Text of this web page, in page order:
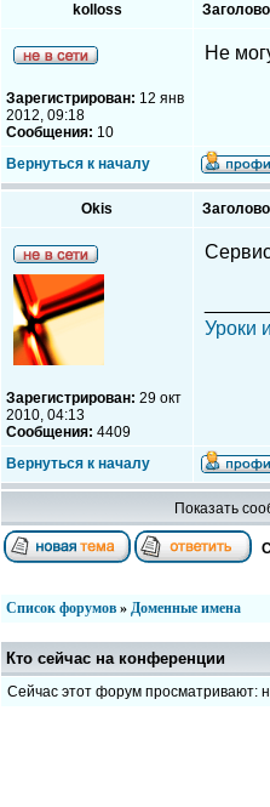
kolloss
Зарегистрирован: 12 янв
2012, 09:18
Сообщения: 10
Не
Вернуться к началу
Okis
Зарегистрирован: 29 окт
2010, 04:13
Сообщения: 4409
Уроки
Вернуться к началу
Показать
Список форумов » Доменные имена
Кто сейчас на конференции
Сейчас этот форум просматривают: